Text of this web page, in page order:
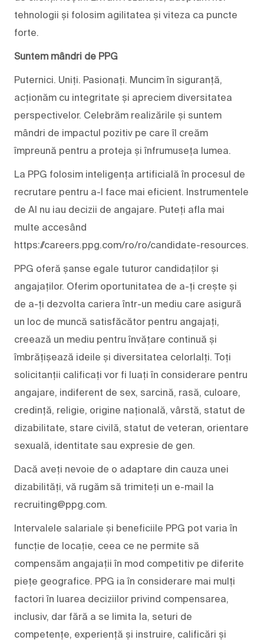
tehnologii și folosim agilitatea și viteza ca puncte
forte.
Suntem mândri de PPG
Puternici. Uniți. Pasionați. Muncim în siguranță,
acționăm cu integritate și apreciem diversitatea
perspectivelor. Celebrăm realizările și suntem
mândri de impactul pozitiv pe care îl creăm
împreună pentru a proteja și înfrumuseța lumea.
La PPG folosim inteligența artificială în procesul de
recrutare pentru a-l face mai eficient. Instrumentele
de AI nu iau decizii de angajare. Puteți afla mai
multe accesând
https://careers.ppg.com/ro/ro/candidate-resources.
PPG oferă șanse egale tuturor candidaților și
angajaților. Oferim oportunitatea de a-ți crește și
de a-ți dezvolta cariera într-un mediu care asigură
un loc de muncă satisfăcător pentru angajați,
creează un mediu pentru învățare continuă și
îmbrățișează ideile și diversitatea celorlalți. Toți
solicitanții calificați vor fi luați în considerare pentru
angajare, indiferent de sex, sarcină, rasă, culoare,
credință, religie, origine națională, vârstă, statut de
dizabilitate, stare civilă, statut de veteran, orientare
sexuală, identitate sau expresie de gen.
Dacă aveți nevoie de o adaptare din cauza unei
dizabilități, vă rugăm să trimiteți un e-mail la
recruiting@ppg.com.
Intervalele salariale și beneficiile PPG pot varia în
funcție de locație, ceea ce ne permite să
compensăm angajații în mod competitiv pe diferite
piețe geografice. PPG ia în considerare mai mulți
factori în luarea deciziilor privind compensarea,
inclusiv, dar fără a se limita la, seturi de
competențe, experiență și instruire, calificări și